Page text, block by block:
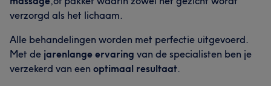
verzorgd als het lichaam.
Alle behandelingen worden met perfectie uitgevoerd.
Met de jarenlange ervaring van de specialisten ben je
verzekerd van een optimaal resultaat.